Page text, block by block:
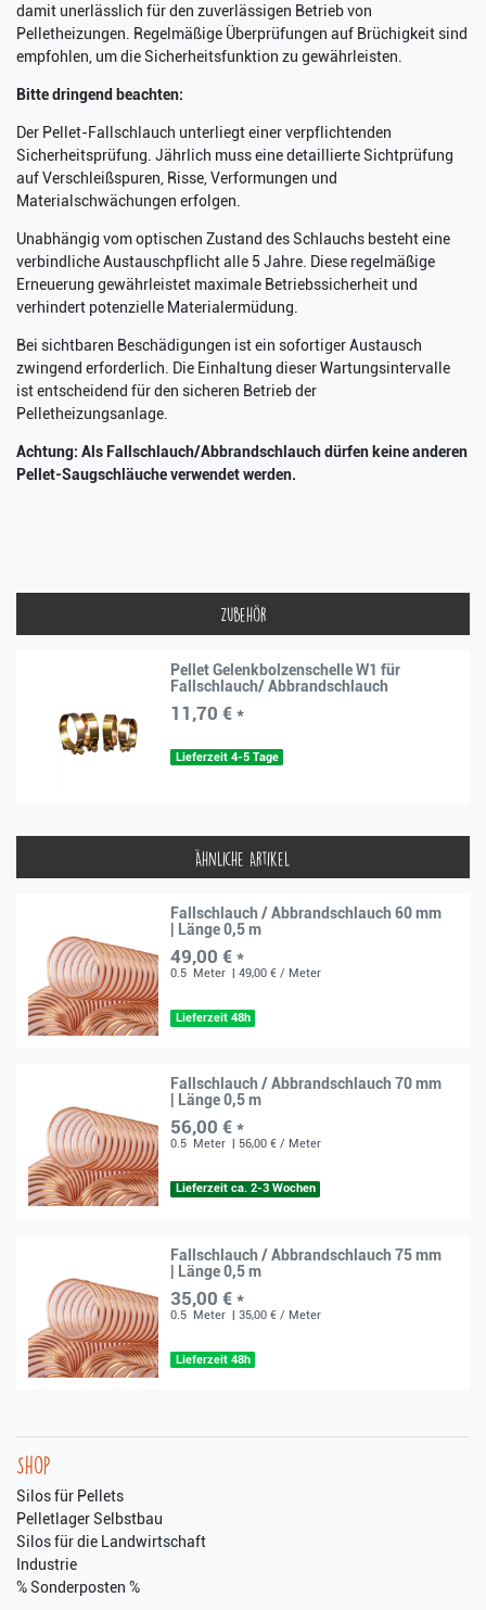
damit unerlässlich für den zuverlässigen Betrieb von
Pelletheizungen. Regelmäßige Überprüfungen auf Brüchigkeit sind
empfohlen, um die Sicherheitsfunktion zu gewährleisten.
Bitte dringend beachten:
Der Pellet-Fallschlauch unterliegt einer verpflichtenden
Sicherheitsprüfung. Jährlich muss eine detaillierte Sichtprüfung
auf Verschleißspuren, Risse, Verformungen und
Materialschwächungen erfolgen.
Unabhängig vom optischen Zustand des Schlauchs besteht eine
verbindliche Austauschpflicht alle 5 Jahre. Diese regelmäßige
Erneuerung gewährleistet maximale Betriebssicherheit und
verhindert potenzielle Materialermüdung.
Bei sichtbaren Beschädigungen ist ein sofortiger Austausch
zwingend erforderlich. Die Einhaltung dieser Wartungsintervalle
ist entscheidend für den sicheren Betrieb der
Pelletheizungsanlage.
Achtung: Als Fallschlauch/Abbrandschlauch dürfen keine anderen
Pellet-Saugschläuche verwendet werden.
Zubehör
Pellet Gelenkbolzenschelle W1 für
Fallschlauch/ Abbrandschlauch
11,70 € *
Lieferzeit 4-5 Tage
Ähnliche Artikel
Fallschlauch / Abbrandschlauch 60 mm
| Länge 0,5 m
49,00 € *
0.5 Meter | 49,00 € / Meter
Lieferzeit 48h
Fallschlauch / Abbrandschlauch 70 mm
| Länge 0,5 m
56,00 € *
0.5 Meter | 56,00 € / Meter
Lieferzeit ca. 2-3 Wochen
Fallschlauch / Abbrandschlauch 75 mm
| Länge 0,5 m
35,00 € *
0.5 Meter | 35,00 € / Meter
Lieferzeit 48h
Shop
Silos für Pellets
Pelletlager Selbstbau
Silos für die Landwirtschaft
Industrie
% Sonderposten %